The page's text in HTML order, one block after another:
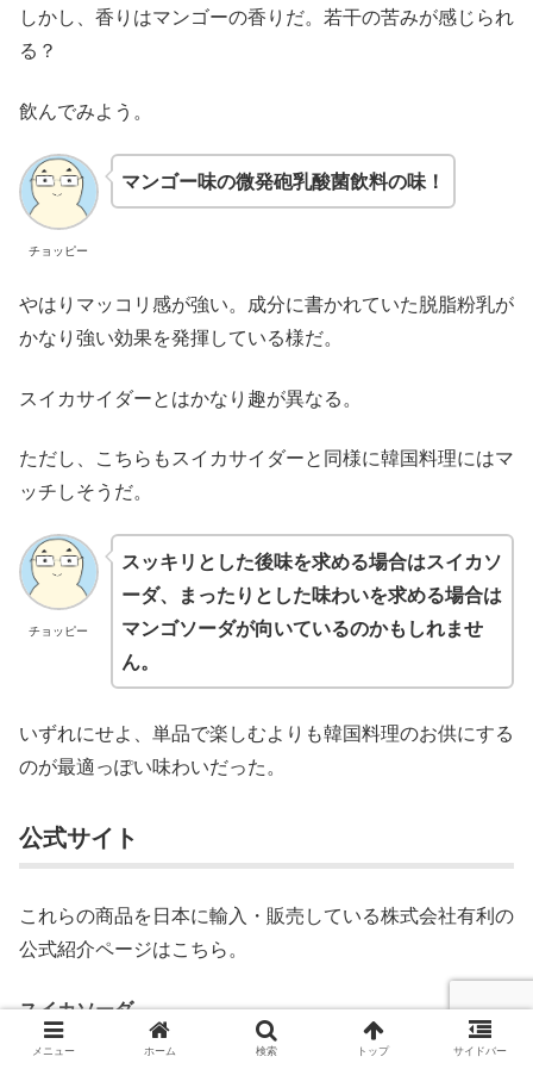
しかし、香りはマンゴーの香りだ。若干の苦みが感じられ
る？
飲んでみよう。
チョッピー
マンゴー味の微発砲乳酸菌飲料の味！
やはりマッコリ感が強い。成分に書かれていた脱脂粉乳が
かなり強い効果を発揮している様だ。
スイカサイダーとはかなり趣が異なる。
ただし、こちらもスイカサイダーと同様に韓国料理にはマ
ッチしそうだ。
チョッピー
スッキリとした後味を求める場合はスイカソ
ーダ、まったりとした味わいを求める場合は
マンゴソーダが向いているのかもしれませ
ん。
いずれにせよ、単品で楽しむよりも韓国料理のお供にする
のが最適っぽい味わいだった。
公式サイト
これらの商品を日本に輸入・販売している株式会社有利の
公式紹介ページはこちら。
スイカソーダ
メニュー ホーム 検索 トップ サイドバー